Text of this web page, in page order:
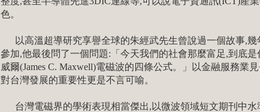
色。
以高溫超導研究享譽全球的朱經武先生曾說過一個故事,幾
參加,他最後問了一個問題:「今天我們的社會那麼富足,到底
威爾(James C. Maxwell)電磁波的四條公式。」以金融服務
對台灣發展的重要性更是不言可喻。
台灣電磁界的學術表現相當傑出,以微波領域短文期刊中水準